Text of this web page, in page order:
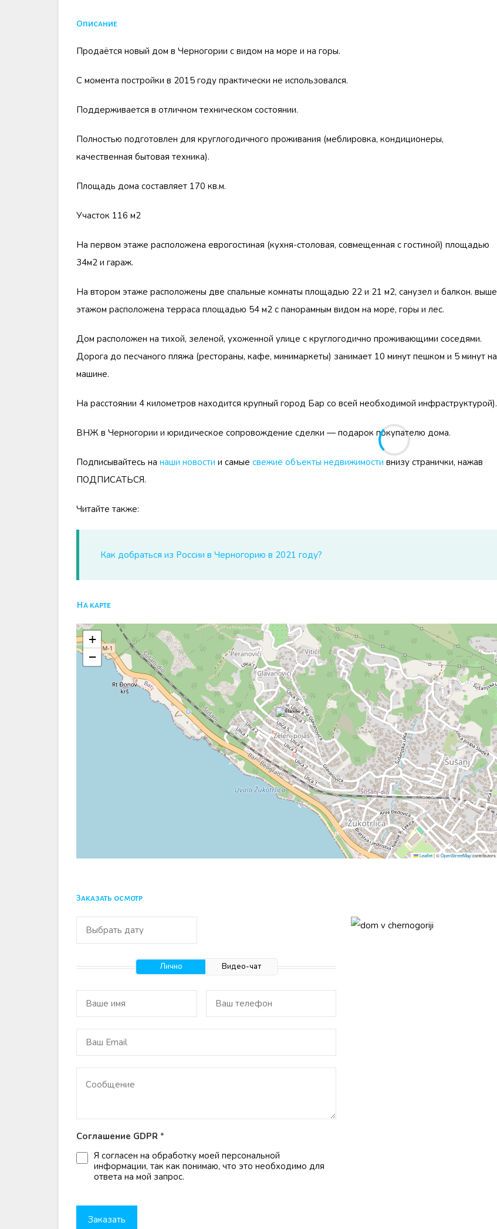
Описание
Продаётся новый дом в Черногории с видом на море и на горы.
С момента постройки в 2015 году практически не использовался.
Поддерживается в отличном техническом состоянии.
Полностью подготовлен для круглогодичного проживания (меблировка, кондиционеры,
качественная бытовая техника).
Площадь дома составляет 170 кв.м.
Участок 116 м2
На первом этаже расположена еврогостиная (кухня-столовая, совмещенная с гостиной) площадью
34м2 и гараж.
На втором этаже расположены две спальные комнаты площадью 22 и 21 м2, санузел и балкон. выше
этажом расположена терраса площадью 54 м2 с панорамным видом на море, горы и лес.
Дом расположен на тихой, зеленой, ухоженной улице с круглогодично проживающими соседями.
Дорога до песчаного пляжа (рестораны, кафе, минимаркеты) занимает 10 минут пешком и 5 минут на
машине.
На расстоянии 4 километров находится крупный город Бар со всей необходимой инфраструктурой).
ВНЖ в Черногории и юридическое сопровождение сделки — подарок покупателю дома.
Подписывайтесь на наши новости и самые свежие объекты недвижимости внизу странички, нажав
ПОДПИСАТЬСЯ.
Читайте также:
Как добраться из России в Черногорию в 2021 году?
На карте
+
−
Leaflet|©OpenStreetMapcontributors
Заказать осмотр
Лично Видео-чат
Соглашение GDPR *
Я согласен на обработку моей персональной
информации, так как понимаю, что это необходимо для
ответа на мой запрос.